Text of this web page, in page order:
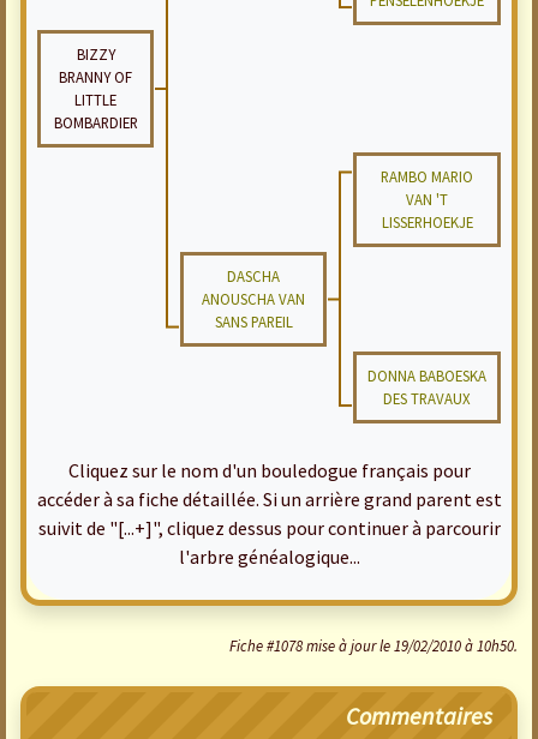
BIZZY
BRANNY OF
LITTLE
BOMBARDIER
RAMBO MARIO
VAN 'T
LISSERHOEKJE
DASCHA
ANOUSCHA VAN
SANS PAREIL
DONNA BABOESKA
DES TRAVAUX
Cliquez sur le nom d'un bouledogue français pour
accéder à sa fiche détaillée. Si un arrière grand parent est
suivit de "[...+]", cliquez dessus pour continuer à parcourir
l'arbre généalogique...
Fiche #1078 mise à jour le 19/02/2010 à 10h50.
Commentaires